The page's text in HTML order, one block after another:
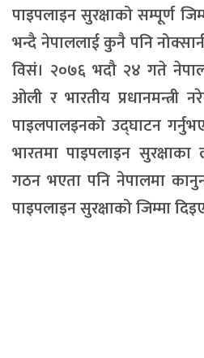
पाइपलाइन सुरक्षाको सम्पूर्ण
भन्दै नेपाललाई कुनै पनि
विसं। २०७६ भदौ २४ गते
ओली र भारतीय प्रधानमन्त्री
पाइलपालइनको उद्घाटन
भारतमा पाइपलाइन सुरक्षाका
गठन भएता पनि नेपालमा
पाइपलाइन सुरक्षाको जिम्मा